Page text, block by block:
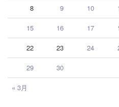
« 3月
8 9 10
15 16 17
22 23 24
29 30